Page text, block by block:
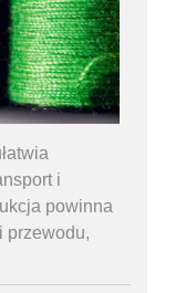
i
powinna
przewodu,